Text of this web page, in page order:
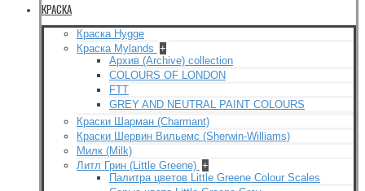
КРАСКА
Краска Hygge
Краска Mylands +
Архив (Archive) collection
COLOURS OF LONDON
FTT
GREY AND NEUTRAL PAINT COLOURS
Краски Шарман (Charmant)
Краски Шервин Вильемс (Sherwin-Williams)
Милк (Milk)
Литл Грин (Little Greene) +
Палитра цветов Little Greene Colour Scales